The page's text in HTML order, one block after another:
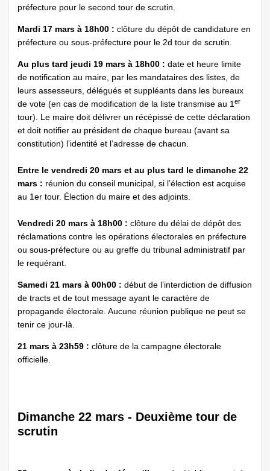
préfecture pour le second tour de scrutin.
Mardi 17 mars à 18h00 : clôture du dépôt de candidature en
préfecture ou sous-préfecture pour le 2d tour de scrutin.
Au plus tard jeudi 19 mars à 18h00 : date et heure limite
de notification au maire, par les mandataires des listes, de
leurs assesseurs, délégués et suppléants dans les bureaux
de vote (en cas de modification de la liste transmise au 1er
tour). Le maire doit délivrer un récépissé de cette déclaration
et doit notifier au président de chaque bureau (avant sa
constitution) l’identité et l’adresse de chacun.
Entre le vendredi 20 mars et au plus tard le dimanche 22
mars : réunion du conseil municipal, si l’élection est acquise
au 1er tour. Élection du maire et des adjoints.
Vendredi 20 mars à 18h00 : clôture du délai de dépôt des
réclamations contre les opérations électorales en préfecture
ou sous-préfecture ou au greffe du tribunal administratif par
le requérant.
Samedi 21 mars à 00h00 : début de l’interdiction de diffusion
de tracts et de tout message ayant le caractère de
propagande électorale. Aucune réunion publique ne peut se
tenir ce jour-là.
21 mars à 23h59 : clôture de la campagne électorale
officielle.
Dimanche 22 mars - Deuxième tour de
scrutin